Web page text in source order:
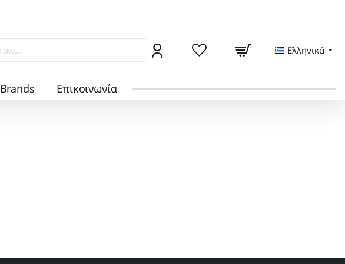
την παραγγελία σας από το locker της γειτονιάς σας
Ελληνικά
Brands Επικοινωνία